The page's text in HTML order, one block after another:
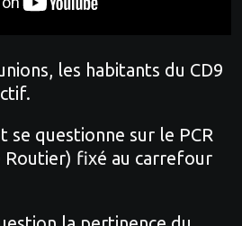
les habitants du CD9
se questionne sur le PCR
fixé au carrefour